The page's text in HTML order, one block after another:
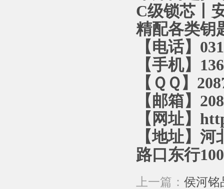
C级锁芯丨
精配各类钥
【电话】
【手机】
【ＱＱ】
【邮箱】
【网址】
【地址】
路口东行
上一篇： 侯河铭